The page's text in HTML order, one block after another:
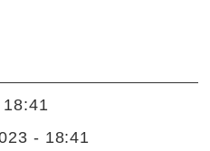
18:41
- 18:41